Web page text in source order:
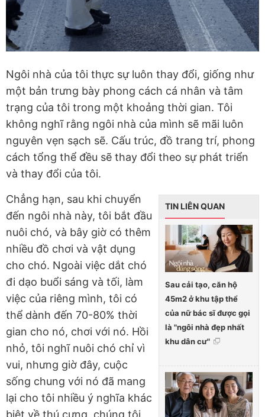
Ngôi nhà của tôi thực sự luôn thay đổi, giống như
một bản trưng bày phong cách cá nhân và tâm
trạng của tôi trong một khoảng thời gian. Tôi
không nghĩ rằng ngôi nhà của mình sẽ mãi luôn
nguyên vẹn sạch sẽ. Cấu trúc, đồ trang trí, phong
cách tổng thể đều sẽ thay đổi theo sự phát triển
và thay đổi của tôi.
TIN LIÊN QUAN
Sau cải tạo, căn hộ
45m2 ở khu tập thể
của nữ bác sĩ được gọi
là "ngôi nhà đẹp nhất
khu dân cư"
Chẳng hạn, sau khi chuyển
đến ngôi nhà này, tôi bắt đầu
nuôi chó, và bây giờ có thêm
nhiều đồ chơi và vật dụng
cho chó. Ngoài việc dắt chó
đi dạo buổi sáng và tối, làm
việc của riêng mình, tôi có
thể dành đến 70-80% thời
gian cho nó, chơi với nó. Hồi
nhỏ, tôi nghĩ nuôi chó chỉ vì
vui, nhưng giờ đây, cuộc
sống chung với nó đã mang
lại cho tôi nhiều ý nghĩa khác
biệt về thú cưng, chúng tôi